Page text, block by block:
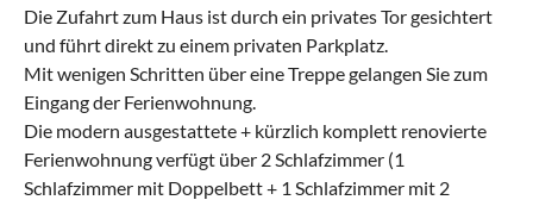
Die Zufahrt zum Haus ist durch ein privates Tor gesichtert
und führt direkt zu einem privaten Parkplatz.
Mit wenigen Schritten über eine Treppe gelangen Sie zum
Eingang der Ferienwohnung.
Die modern ausgestattete + kürzlich komplett renovierte
Ferienwohnung verfügt über 2 Schlafzimmer (1
Schlafzimmer mit Doppelbett + 1 Schlafzimmer mit 2